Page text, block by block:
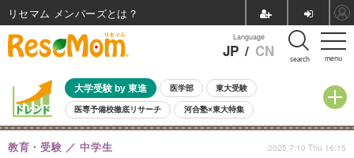
menu
Language
JP / CN search
大学受験 by 東進 医学部 東大受験
医専予備校徹底リサーチ 河合塾×東大特集
親子で考える大学選び 高校受験 中学受験 小学校受験
共通テスト 夏休み
教育・受験 中学生 2025.7.10 Thu 16:15
リセマム メンバーズ